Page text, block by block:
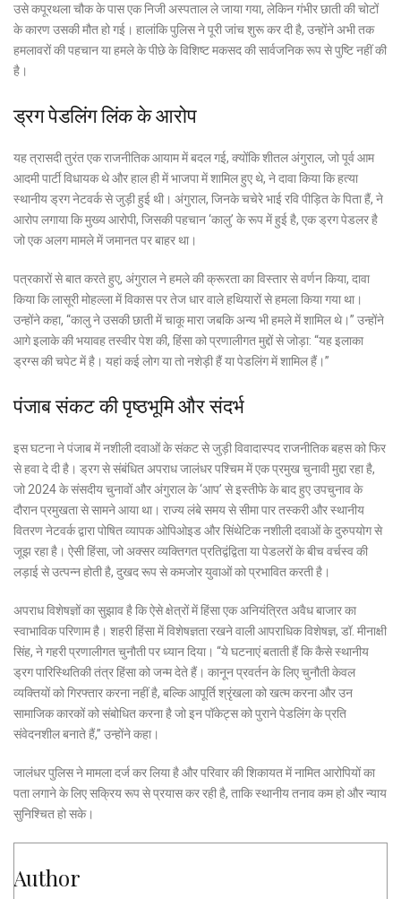
उसे कपूरथला चौक के पास एक निजी अस्पताल ले जाया गया, लेकिन गंभीर छाती की चोटों
के कारण उसकी मौत हो गई। हालांकि पुलिस ने पूरी जांच शुरू कर दी है, उन्होंने अभी तक
हमलावरों की पहचान या हमले के पीछे के विशिष्ट मकसद की सार्वजनिक रूप से पुष्टि नहीं की
है।
ड्रग पेडलिंग लिंक के आरोप
यह त्रासदी तुरंत एक राजनीतिक आयाम में बदल गई, क्योंकि शीतल अंगुराल, जो पूर्व आम
आदमी पार्टी विधायक थे और हाल ही में भाजपा में शामिल हुए थे, ने दावा किया कि हत्या
स्थानीय ड्रग नेटवर्क से जुड़ी हुई थी। अंगुराल, जिनके चचेरे भाई रवि पीड़ित के पिता हैं, ने
आरोप लगाया कि मुख्य आरोपी, जिसकी पहचान ‘कालु’ के रूप में हुई है, एक ड्रग पेडलर है
जो एक अलग मामले में जमानत पर बाहर था।
पत्रकारों से बात करते हुए, अंगुराल ने हमले की क्रूरता का विस्तार से वर्णन किया, दावा
किया कि लासूरी मोहल्ला में विकास पर तेज धार वाले हथियारों से हमला किया गया था।
उन्होंने कहा, “कालु ने उसकी छाती में चाकू मारा जबकि अन्य भी हमले में शामिल थे।” उन्होंने
आगे इलाके की भयावह तस्वीर पेश की, हिंसा को प्रणालीगत मुद्दों से जोड़ा: “यह इलाका
ड्रग्स की चपेट में है। यहां कई लोग या तो नशेड़ी हैं या पेडलिंग में शामिल हैं।”
पंजाब संकट की पृष्ठभूमि और संदर्भ
इस घटना ने पंजाब में नशीली दवाओं के संकट से जुड़ी विवादास्पद राजनीतिक बहस को फिर
से हवा दे दी है। ड्रग से संबंधित अपराध जालंधर पश्चिम में एक प्रमुख चुनावी मुद्दा रहा है,
जो 2024 के संसदीय चुनावों और अंगुराल के ‘आप’ से इस्तीफे के बाद हुए उपचुनाव के
दौरान प्रमुखता से सामने आया था। राज्य लंबे समय से सीमा पार तस्करी और स्थानीय
वितरण नेटवर्क द्वारा पोषित व्यापक ओपिओइड और सिंथेटिक नशीली दवाओं के दुरुपयोग से
जूझ रहा है। ऐसी हिंसा, जो अक्सर व्यक्तिगत प्रतिद्वंद्विता या पेडलरों के बीच वर्चस्व की
लड़ाई से उत्पन्न होती है, दुखद रूप से कमजोर युवाओं को प्रभावित करती है।
अपराध विशेषज्ञों का सुझाव है कि ऐसे क्षेत्रों में हिंसा एक अनियंत्रित अवैध बाजार का
स्वाभाविक परिणाम है। शहरी हिंसा में विशेषज्ञता रखने वाली आपराधिक विशेषज्ञ, डॉ. मीनाक्षी
सिंह, ने गहरी प्रणालीगत चुनौती पर ध्यान दिया। “ये घटनाएं बताती हैं कि कैसे स्थानीय
ड्रग पारिस्थितिकी तंत्र हिंसा को जन्म देते हैं। कानून प्रवर्तन के लिए चुनौती केवल
व्यक्तियों को गिरफ्तार करना नहीं है, बल्कि आपूर्ति श्रृंखला को खत्म करना और उन
सामाजिक कारकों को संबोधित करना है जो इन पॉकेट्स को पुराने पेडलिंग के प्रति
संवेदनशील बनाते हैं,” उन्होंने कहा।
जालंधर पुलिस ने मामला दर्ज कर लिया है और परिवार की शिकायत में नामित आरोपियों का
पता लगाने के लिए सक्रिय रूप से प्रयास कर रही है, ताकि स्थानीय तनाव कम हो और न्याय
सुनिश्चित हो सके।
Author